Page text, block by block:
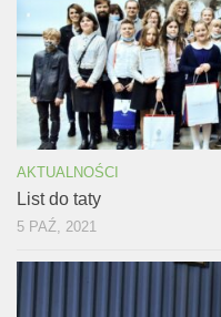
AKTUALNOŚCI
List do taty
5 PAŹ, 2021